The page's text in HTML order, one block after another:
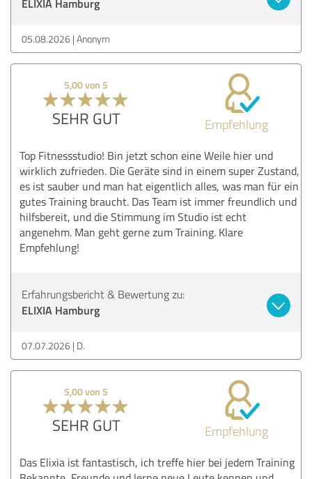
05.08.2026 Anonym
5,00 von 5
SEHR GUT Empfehlung
Top Fitnessstudio! Bin jetzt schon eine Weile hier und
wirklich zufrieden. Die Geräte sind in einem super Zustand,
es ist sauber und man hat eigentlich alles, was man für ein
gutes Training braucht. Das Team ist immer freundlich und
hilfsbereit, und die Stimmung im Studio ist echt
angenehm. Man geht gerne zum Training. Klare
Empfehlung!
Erfahrungsbericht & Bewertung zu:
ELIXIA Hamburg
07.07.2026 D.
5,00 von 5
SEHR GUT Empfehlung
Das Elixia ist fantastisch, ich treffe hier bei jedem Training